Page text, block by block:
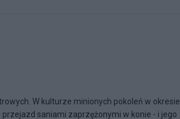
W kulturze minionych pokoleń w okresie
saniami zaprzężonymi w konie - i jego